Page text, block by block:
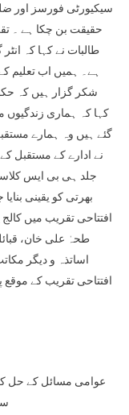
سیکیورٹی فورسز اور
حقیقت بن چکا ہے ۔
طالبات نے کہا کہ انٹر
ہے۔ ہمیں اب تعلیم
شکر گزار ہیں کہ
کہا کہ ہماری زندگیوں
گئے ہیں وہ ہمارے
نے ادارے کے مستقبل
جلد ہی بی ایس
بھرتی کو یقینی
افتتاحی تقریب میں
طحہٰ علی خان،
اساتذہ و دیگر
افتتاحی تقریب کے
عوامی مسائل کے حل